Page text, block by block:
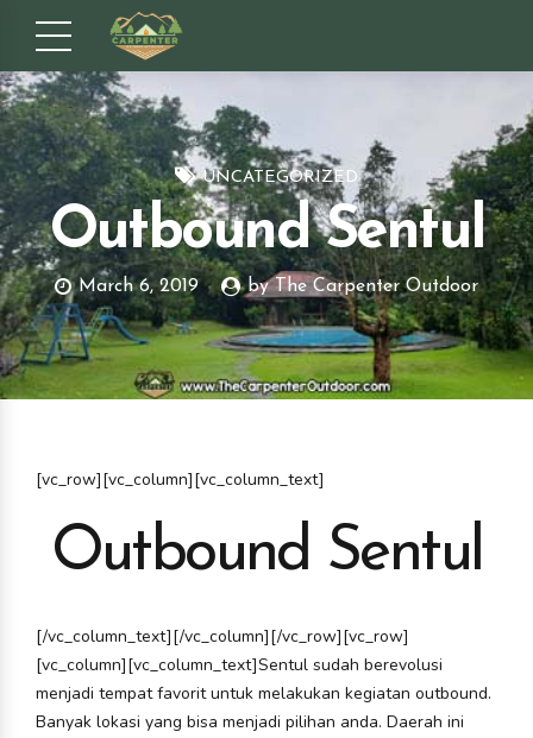
UNCATEGORIZED
Outbound Sentul
March 6, 2019 by The Carpenter Outdoor
[vc_row][vc_column][vc_column_text]
Outbound Sentul
[/vc_column_text][/vc_column][/vc_row][vc_row]
[vc_column][vc_column_text]Sentul sudah berevolusi
menjadi tempat favorit untuk melakukan kegiatan outbound.
Banyak lokasi yang bisa menjadi pilihan anda. Daerah ini